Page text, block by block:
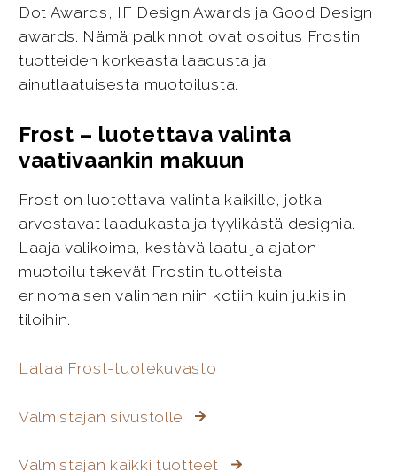
Dot Awards, IF Design Awards ja Good Design
awards. Nämä palkinnot ovat osoitus Frostin
tuotteiden korkeasta laadusta ja
ainutlaatuisesta muotoilusta.
Frost – luotettava valinta
vaativaankin makuun
Frost on luotettava valinta kaikille, jotka
arvostavat laadukasta ja tyylikästä designia.
Laaja valikoima, kestävä laatu ja ajaton
muotoilu tekevät Frostin tuotteista
erinomaisen valinnan niin kotiin kuin julkisiin
tiloihin.
Lataa Frost-tuotekuvasto
Valmistajan sivustolle
Valmistajan kaikki tuotteet